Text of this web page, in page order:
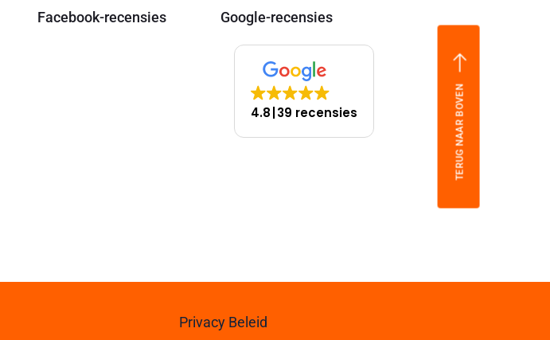
Facebook-recensies Google-recensies
4.8 39 recensies TERUG NAAR BOVEN
Privacy Beleid